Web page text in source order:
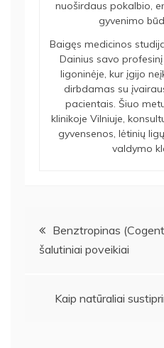
nuoširdaus pokalbio,
gyvenimo
Baigęs medicinos
Dainius savo
ligoninėje, kur įgijo
dirbdamas su
pacientais. Šiuo
klinikoje Vilniuje,
gyvensenos, lėtinių
valdymo
Navigacija
tarp
įrašų
Benztropinas
šalutiniai poveikiai
Kaip natūraliai